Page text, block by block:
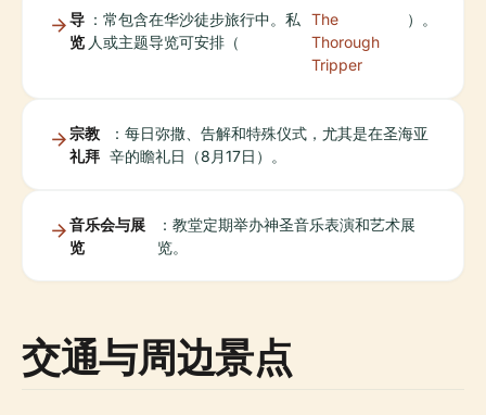
导
览
：常包含在华沙徒步旅行中。私
人或主题导览可安排（
The
Thorough
Tripper
）。
宗教
礼拜
：每日弥撒、告解和特殊仪式，尤其是在圣海亚
辛的瞻礼日（8月17日）。
音乐会与展
览
：教堂定期举办神圣音乐表演和艺术展
览。
交通与周边景点